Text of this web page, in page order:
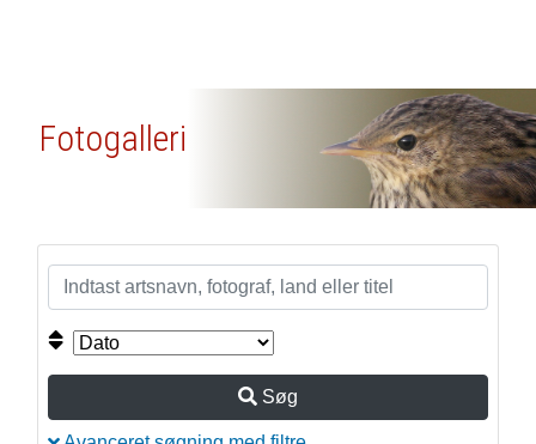
Fotogalleri
Søg